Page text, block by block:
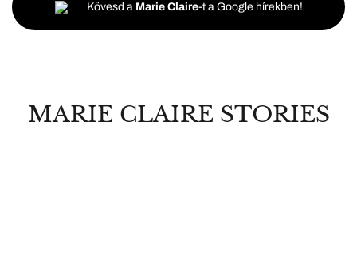
Kövesd a Marie Claire-t a Google hírekben!
MARIE CLAIRE STORIES